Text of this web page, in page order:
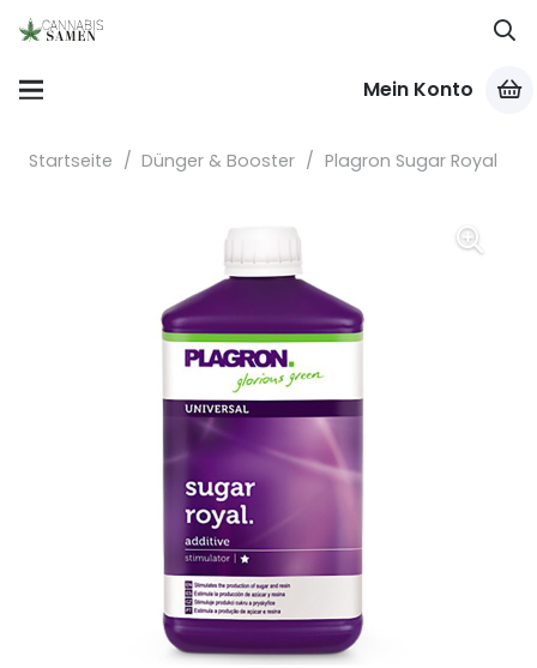
Mein Konto
Startseite / Dünger & Booster / Plagron Sugar Royal